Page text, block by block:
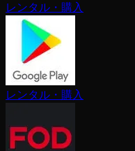
レンタル・購入
レンタル・購入